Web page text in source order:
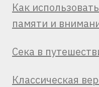
Как
памяти и
Сека в
Классическая